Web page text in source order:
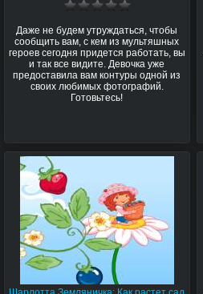
Даже не будем утруждаться, чтобы
сообщить вам, с кем из мультяшных
героев сегодня придется работать, вы
и так все видите. Девочка уже
предоставила вам контуры одной из
своих любимых фотографий.
Готовьтесь!